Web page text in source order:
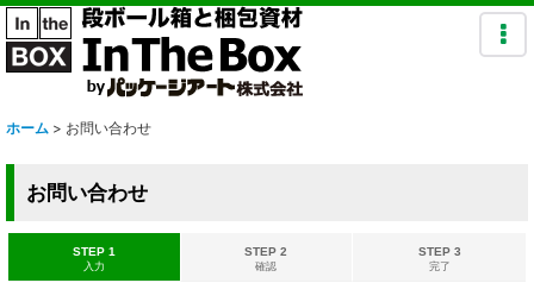
ホーム > お問い合わせ
お問い合わせ
STEP 1
入力
STEP 2
確認
STEP 3
完了